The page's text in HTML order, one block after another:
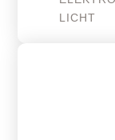
LICHT